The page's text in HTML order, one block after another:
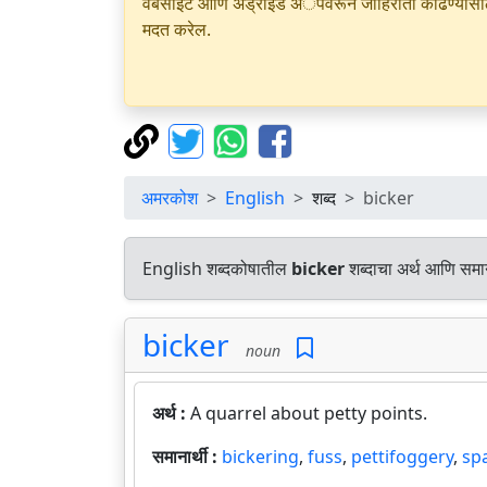
मदत करेल.
अमरकोश English शब्द bicker
English शब्दकोषातील bickerशब्दाचा अर्थ आणि
bicker noun
अर्थ : A quarrel about petty points.
समानार्थी : bickering, fuss, pettifoggery,